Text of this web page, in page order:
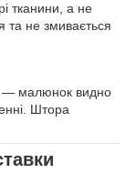
тканини, а не
та не змивається
— малюнок видно
Штора